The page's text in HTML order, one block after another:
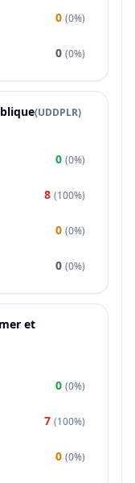
0 (0%)
0 (0%)
(UDDPLR)
0 (0%)
8 (100%)
0 (0%)
0 (0%)
et
0 (0%)
7 (100%)
0 (0%)